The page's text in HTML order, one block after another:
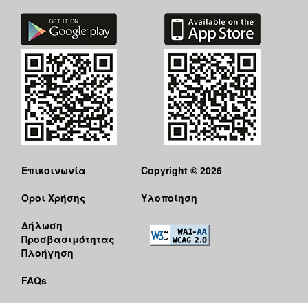
Επικοινωνία
Όροι Χρήσης
Δήλωση
Προσβασιμότητας
Πλοήγηση
FAQs
Copyright © 2026
Υλοποίηση